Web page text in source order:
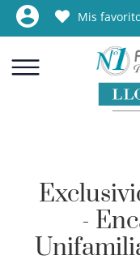
Mis
-